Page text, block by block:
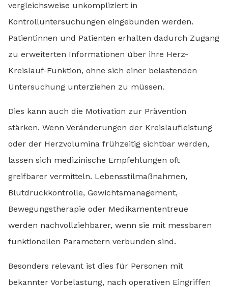
vergleichsweise unkompliziert in
Kontrolluntersuchungen eingebunden werden.
Patientinnen und Patienten erhalten dadurch Zugang
zu erweiterten Informationen über ihre Herz-
Kreislauf-Funktion, ohne sich einer belastenden
Untersuchung unterziehen zu müssen.
Dies kann auch die Motivation zur Prävention
stärken. Wenn Veränderungen der Kreislaufleistung
oder der Herzvolumina frühzeitig sichtbar werden,
lassen sich medizinische Empfehlungen oft
greifbarer vermitteln. Lebensstilmaßnahmen,
Blutdruckkontrolle, Gewichtsmanagement,
Bewegungstherapie oder Medikamententreue
werden nachvollziehbarer, wenn sie mit messbaren
funktionellen Parametern verbunden sind.
Besonders relevant ist dies für Personen mit
bekannter Vorbelastung, nach operativen Eingriffen